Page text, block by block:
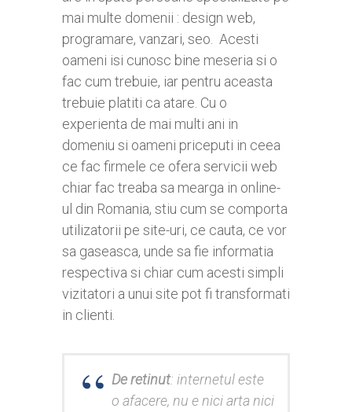
mai multe domenii : design web,
programare, vanzari, seo. Acesti
oameni isi cunosc bine meseria si o
fac cum trebuie, iar pentru aceasta
trebuie platiti ca atare. Cu o
experienta de mai multi ani in
domeniu si oameni priceputi in ceea
ce fac firmele ce ofera servicii web
chiar fac treaba sa mearga in online-
ul din Romania, stiu cum se comporta
utilizatorii pe site-uri, ce cauta, ce vor
sa gaseasca, unde sa fie informatia
respectiva si chiar cum acesti simpli
vizitatori a unui site pot fi transformati
in clienti.
De retinut: internetul este
o afacere, nu e nici arta nici